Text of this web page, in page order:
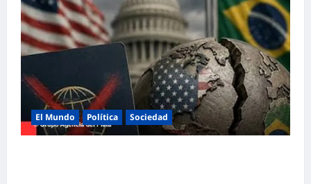
El Mundo Política Sociedad